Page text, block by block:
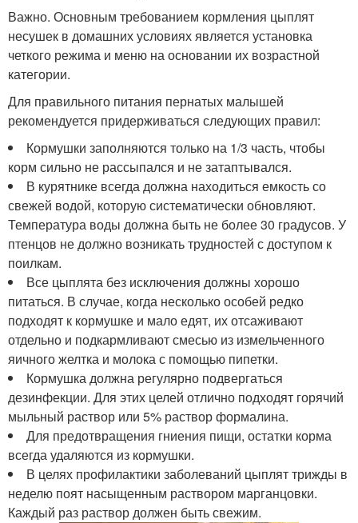
Важно. Основным требованием кормления цыплят
несушек в домашних условиях является установка
четкого режима и меню на основании их возрастной
категории.
Для правильного питания пернатых малышей
рекомендуется придерживаться следующих правил:
Кормушки заполняются только на 1/3 часть, чтобы
корм сильно не рассыпался и не затаптывался.
В курятнике всегда должна находиться емкость со
свежей водой, которую систематически обновляют.
Температура воды должна быть не более 30 градусов. У
птенцов не должно возникать трудностей с доступом к
поилкам.
Все цыплята без исключения должны хорошо
питаться. В случае, когда несколько особей редко
подходят к кормушке и мало едят, их отсаживают
отдельно и подкармливают смесью из измельченного
яичного желтка и молока с помощью пипетки.
Кормушка должна регулярно подвергаться
дезинфекции. Для этих целей отлично подходят горячий
мыльный раствор или 5% раствор формалина.
Для предотвращения гниения пищи, остатки корма
всегда удаляются из кормушки.
В целях профилактики заболеваний цыплят трижды в
неделю поят насыщенным раствором марганцовки.
Каждый раз раствор должен быть свежим.